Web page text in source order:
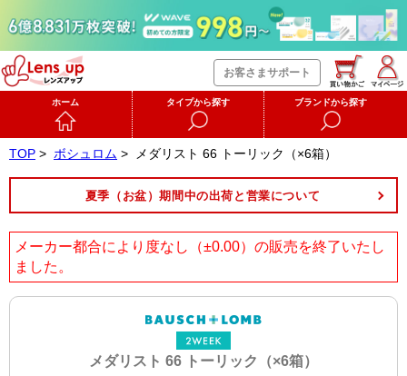
お客さまサポート
ホーム タイプから探す ブランドから探す
TOP > ボシュロム > メダリスト 66 トーリック（×6箱）
夏季（お盆）期間中の出荷と営業について
メーカー都合により度なし（±0.00）の販売を終了いたし
ました。
メダリスト 66 トーリック（×6箱）